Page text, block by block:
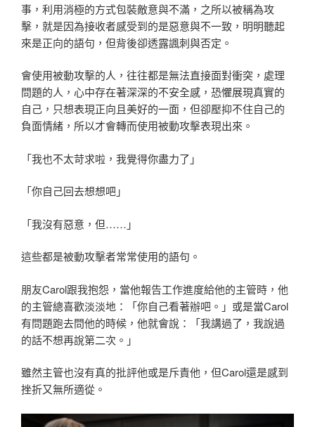
事，利用消極的方式包裝敵意與不滿，之所以被稱為攻
擊，就是因為接收者感受到的是惡意與不一致，明明聽起
來是正向的語句，但背後卻透露諷刺與否定。
會使用被動攻擊的人，往往都是無法直接面對衝突，處理
問題的人，心中存在著深深的不安全感，恐懼展現真實的
自己，只想表現正向且美好的一面，但卻壓抑不住自己的
負面情緒，所以才會轉而使用被動攻擊表現出來。
「我也不太苛求啦，我覺得你盡力了」
「你自己回去想想吧」
「我沒有惡意，但……」
這些都是被動攻擊者常常使用的語句。
朋友Carol跟我抱怨，當他報告工作進度給他的主管時，他
的主管總喜歡淡淡地：「你自己看著辦吧。」或是當Carol
有問題跑去問他的時候，他就會說：「我講過了，我說過
的話不想再說第二次。」
雖然主管也沒有真的批評他或是斥責他，但Carol還是感到
挫折又無所適從。